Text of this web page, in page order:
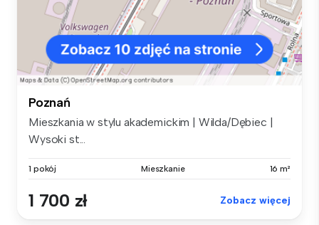
Poznań
Mieszkania w stylu akademickim | Wilda/Dębiec |
Wysoki st...
1 pokój Mieszkanie 16 m²
1 700 zł Zobacz więcej